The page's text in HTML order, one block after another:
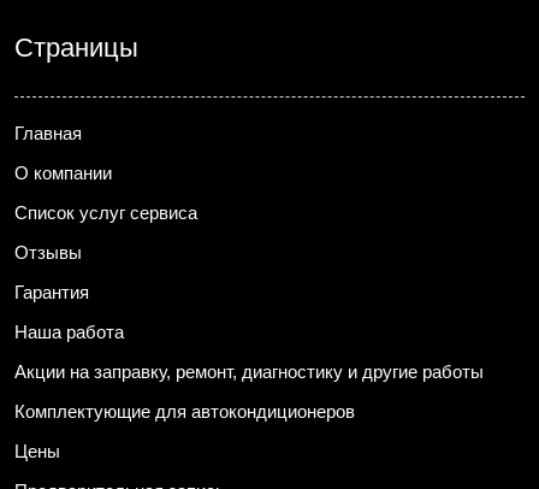
Страницы
Главная
О компании
Список услуг сервиса
Отзывы
Гарантия
Наша работа
Акции на заправку, ремонт, диагностику и другие работы
Комплектующие для автокондиционеров
Цены